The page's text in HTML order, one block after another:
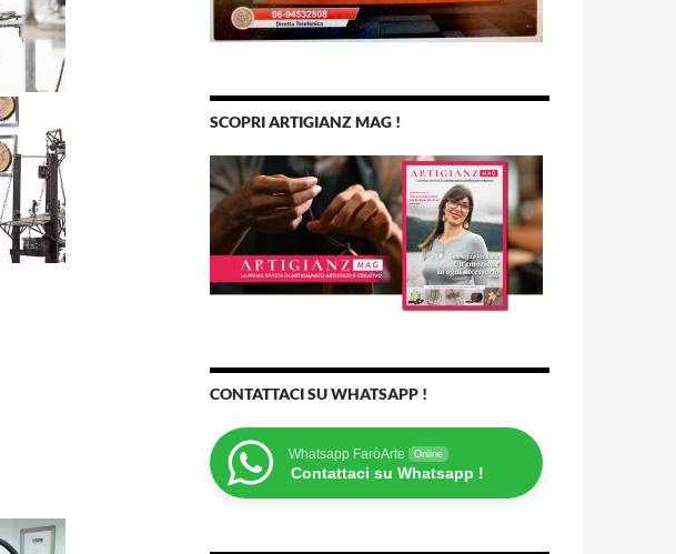
SCOPRI ARTIGIANZ MAG !
CONTATTACI SU WHATSAPP !
Whatsapp FaròArte Online
Contattaci su Whatsapp !